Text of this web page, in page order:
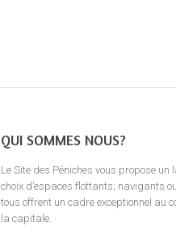
QUI SOMMES NOUS?
Le Site des Péniches vous propose un
choix d’espaces flottants; navigants ou
tous offrent un cadre exceptionnel au
la capitale.